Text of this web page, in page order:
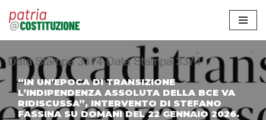
Vai
contenuto
“IN UN’EPOCA DI TRANSIZIONE
L’INDIPENDENZA ASSOLUTA DELLA BCE VA
RIDISCUSSA”, INTERVENTO DI STEFANO
FASSINA SU DOMANI DEL 22 GENNAIO 2026.